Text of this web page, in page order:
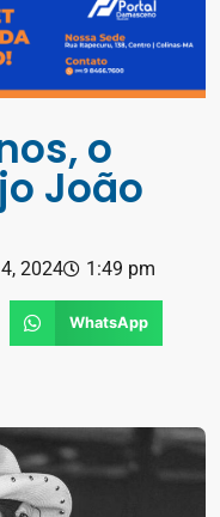
o
João
2024 1:49 pm
WhatsApp